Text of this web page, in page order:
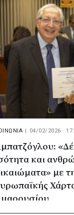
| 04/02/2026 ·
και
με